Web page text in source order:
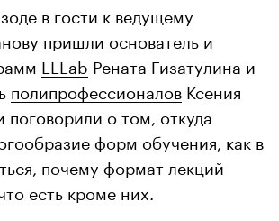
в гости к ведущему
пришли основатель и
LLLab Рената Гизатулина и
полипрофессионалов Ксения
поговорили о том, откуда
форм обучения, как в
почему формат лекций
есть кроме них.